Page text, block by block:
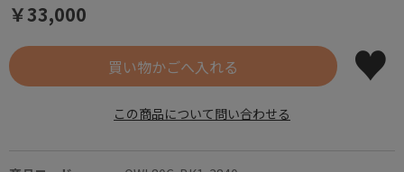
￥33,000
この商品について問い合わせる